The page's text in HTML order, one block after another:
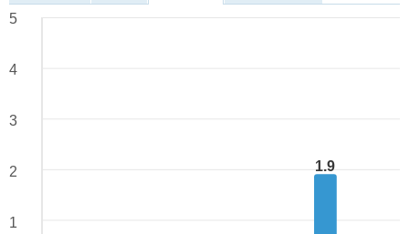
1.9
5
4
3
2
1